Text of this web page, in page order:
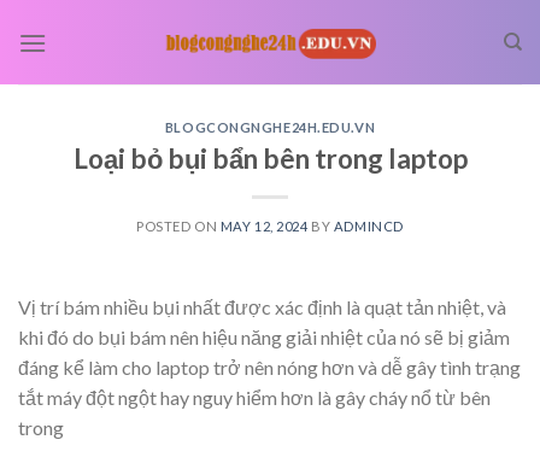
BLOGCONGNGHE24H.EDU.VN
Loại bỏ bụi bẩn bên trong laptop
POSTED ON MAY 12, 2024 BY ADMINCD
Vị trí bám nhiều bụi nhất được xác định là quạt tản nhiệt, và
khi đó do bụi bám nên hiệu năng giải nhiệt của nó sẽ bị giảm
đáng kể làm cho laptop trở nên nóng hơn và dễ gây tình trạng
tắt máy đột ngột hay nguy hiểm hơn là gây cháy nổ từ bên
trong